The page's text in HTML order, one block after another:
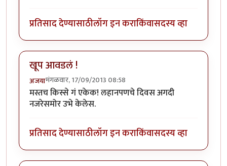
प्रतिसाद देण्यासाठीलॉग इन कराकिंवासदस्य व्हा
खूप आवडलं !
अजयामंगळवार, 17/09/2013 08:58
मस्तच किस्से गं एकेक! लहानपणचे दिवस अगदी
नजरेसमोर उभे केलेस.
प्रतिसाद देण्यासाठीलॉग इन कराकिंवासदस्य व्हा